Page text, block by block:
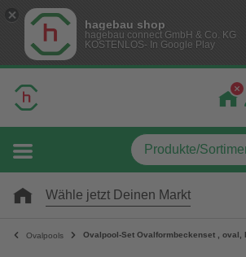
hagebau shop
hagebau connect GmbH & Co. KG
KOSTENLOS- In Google Play
Wähle jetzt Deinen Markt
Ovalpools Ovalpool-Set Ovalformbeckenset , oval,